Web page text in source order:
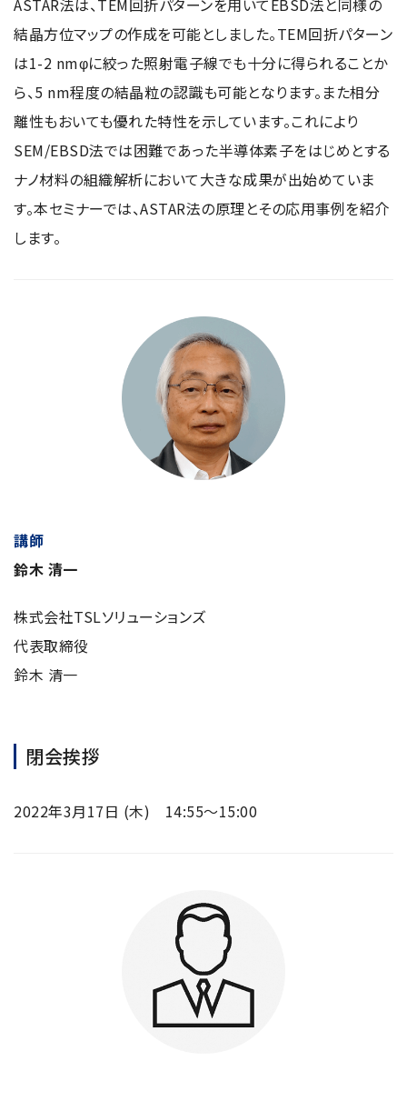
結晶方位マップの作成を可能としました。TEM回折パターン
は1-2 nmφに絞った照射電子線でも十分に得られることか
ら、5 nm程度の結晶粒の認識も可能となります。また相分
離性もおいても優れた特性を示しています。これにより
SEM/EBSD法では困難であった半導体素子をはじめとする
ナノ材料の組織解析において大きな成果が出始めていま
す。本セミナーでは、ASTAR法の原理とその応用事例を紹介
します。
講師
鈴木 清一
株式会社TSLソリューションズ
代表取締役
鈴木 清一
閉会挨拶
2022年3月17日 (木) 14:55～15:00